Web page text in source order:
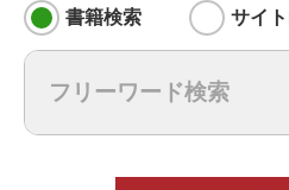
書籍検索 サイ